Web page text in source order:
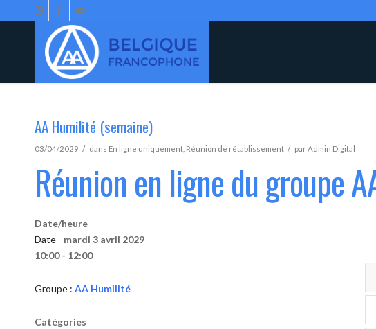
AA Humilité (semaine)
03/04/2029 / dans En ligne uniquement Réunion de rétablissement / parAdmin Digital
Réunion en ligne du groupe
Date/heure
Date - mardi 3 avril 2029
10:00 - 12:00
Groupe : AA Humilité
Catégories